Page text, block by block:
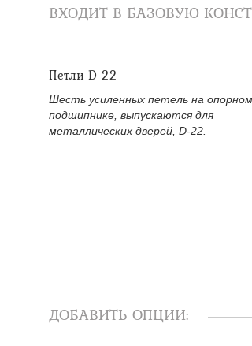
ВХОДИТ В БАЗОВУЮ
Петли D-22
Шесть усиленных петель на опорном
подшипнике, выпускаются для
металлических дверей, D-22.
ДОБАВИТЬ ОПЦИИ: